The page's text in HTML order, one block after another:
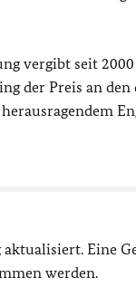
vergibt seit
der Preis an
Eine
werden.